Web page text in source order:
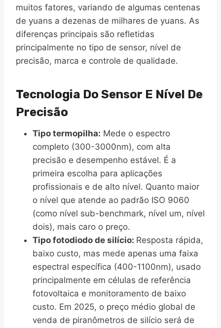
muitos fatores, variando de algumas centenas
de yuans a dezenas de milhares de yuans. As
diferenças principais são refletidas
principalmente no tipo de sensor, nível de
precisão, marca e controle de qualidade.
Tecnologia Do Sensor E Nível De
Precisão
Tipo termopilha​: Mede o espectro
completo (300-3000nm), com alta
precisão e desempenho estável. É a
primeira escolha para aplicações
profissionais e de alto nível. Quanto maior
o nível que atende ao padrão ISO 9060
(como nível sub-benchmark, nível um, nível
dois), mais caro o preço.
Tipo fotodiodo de silício​: Resposta rápida,
baixo custo, mas mede apenas uma faixa
espectral específica (400-1100nm), usado
principalmente em células de referência
fotovoltaica e monitoramento de baixo
custo. Em 2025, o preço médio global de
venda de piranômetros de silício será de